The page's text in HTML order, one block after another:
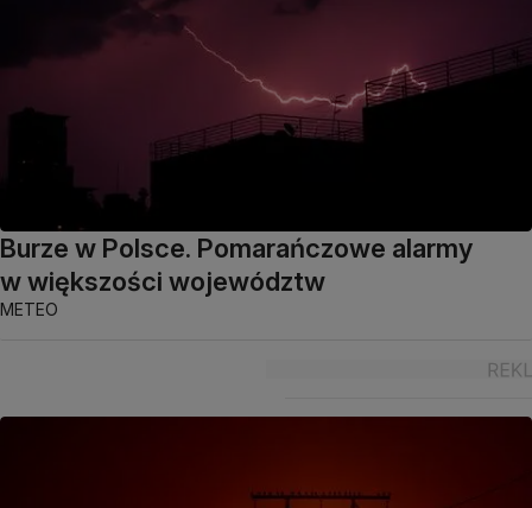
Burze w Polsce. Pomarańczowe alarmy
w większości województw
METEO